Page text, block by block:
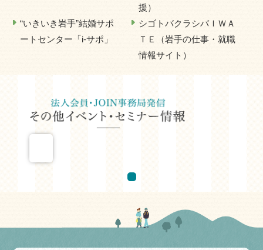
援）
“いきいき岩手”結婚サポ
ートセンター「i-サポ」
シゴトバクラシバＩＷＡ
ＴＥ（岩手の仕事・就職
情報サイト）